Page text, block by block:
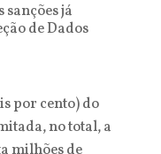
sanções já
de Dados
por cento) do
no total, a